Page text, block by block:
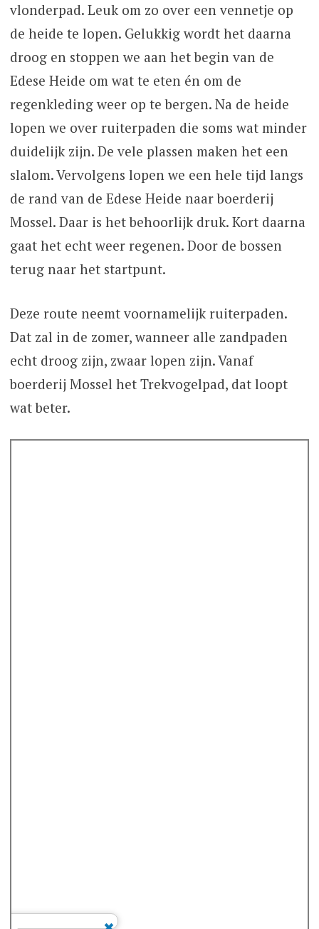
vlonderpad. Leuk om zo over een vennetje op
de heide te lopen. Gelukkig wordt het daarna
droog en stoppen we aan het begin van de
Edese Heide om wat te eten én om de
regenkleding weer op te bergen. Na de heide
lopen we over ruiterpaden die soms wat minder
duidelijk zijn. De vele plassen maken het een
slalom. Vervolgens lopen we een hele tijd langs
de rand van de Edese Heide naar boerderij
Mossel. Daar is het behoorlijk druk. Kort daarna
gaat het echt weer regenen. Door de bossen
terug naar het startpunt.
Deze route neemt voornamelijk ruiterpaden.
Dat zal in de zomer, wanneer alle zandpaden
echt droog zijn, zwaar lopen zijn. Vanaf
boerderij Mossel het Trekvogelpad, dat loopt
wat beter.